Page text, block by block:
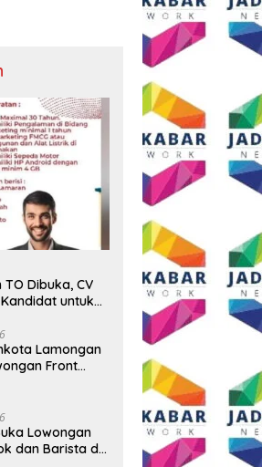
Semangat HUT ke-81 RI, AKP
Adik Agus Putrawan:
Kemerdekaan Harus Dijaga
dengan Integritas dan Perang
Dibuka, CV
untuk
Lamongan
Front
Lowongan
dan Barista di